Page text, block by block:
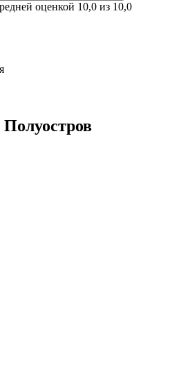
оценкой 10,0 из 10,0